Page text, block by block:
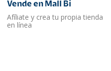
Vende en Mall Bi
Afíliate y crea tu propia tienda
en línea